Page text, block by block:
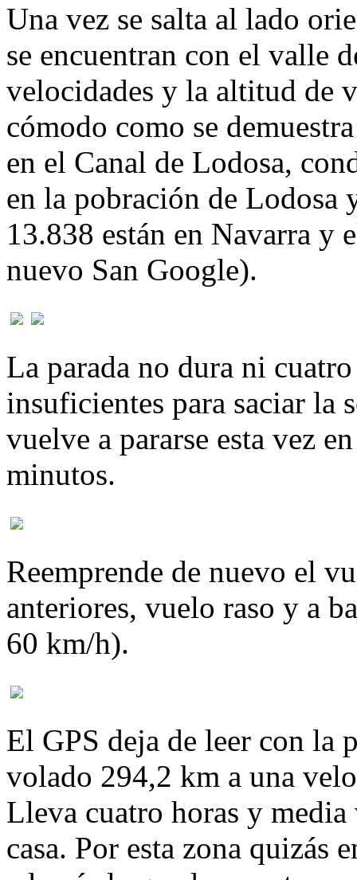
Una vez se salta al lado
se encuentran con el valle
velocidades y la altitud de
cómodo como se
en el Canal de Lodosa,
en la pobración de Lodosa
13.838 están en Navarra y
nuevo San Google).
La parada no dura ni
insuficientes para saciar la
vuelve a pararse esta vez
minutos.
Reemprende de nuevo el
anteriores, vuelo raso y a
60 km/h).
El GPS deja de leer con la
volado 294,2 km a una
Lleva cuatro horas y
casa. Por esta zona quizás